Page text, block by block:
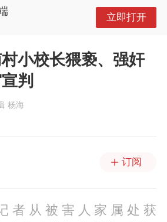
立即打开
小校长猥亵、强奸
判
杨海
订阅
者从被害人家属处获